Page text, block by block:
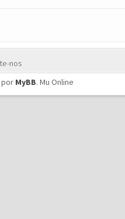
nos
por MyBB. Mu Online